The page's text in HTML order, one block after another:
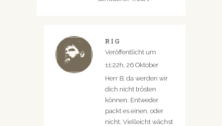
RIG
Veröffentlicht um
11:22h, 26 Oktober
Herr B, da werden wir
dich nicht trösten
können. Entweder
packt es einen, oder
nicht. Vielleicht wächst